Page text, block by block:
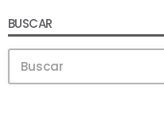
BUSCAR